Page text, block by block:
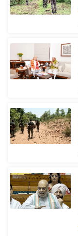
ल
I
P
0
2
6
म
ई
-